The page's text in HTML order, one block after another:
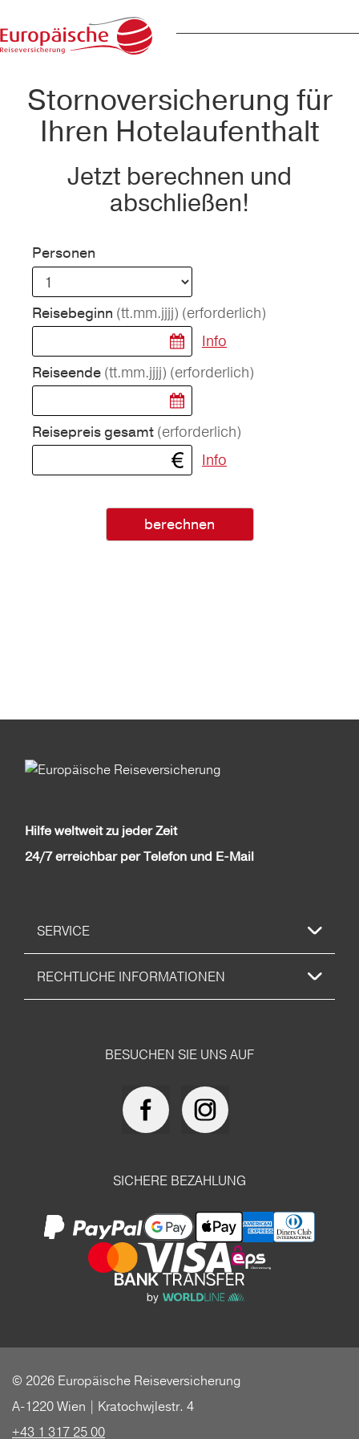
Stornoversicherung für
Ihren Hotelaufenthalt
Jetzt berechnen und
abschließen!
Personen
Reisebeginn (tt.mm.jjjj) (erforderlich)
Info
Reiseende (tt.mm.jjjj) (erforderlich)
Reisepreis gesamt (erforderlich)
Info
berechnen
Hilfe weltweit zu jeder Zeit
24/7 erreichbar per Telefon und E-Mail
SERVICE
RECHTLICHE INFORMATIONEN
BESUCHEN SIE UNS AUF
SICHERE BEZAHLUNG
© 2026 Europäische Reiseversicherung
A-1220 Wien | Kratochwjlestr. 4
+43 1 317 25 00